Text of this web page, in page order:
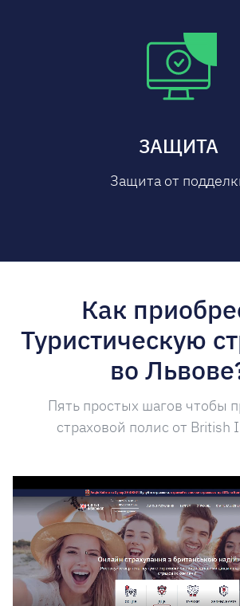
ЗАЩИТА
Защита от
Как
Туристическую
во
Пять простых шагов чтобы
страховой полис от British